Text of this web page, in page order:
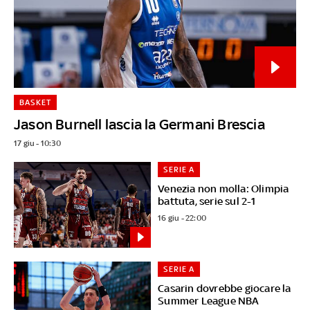
Jason Burnell lascia la Germani Brescia
BASKET
17 giu - 10:30
Venezia non molla: Olimpia
battuta, serie sul 2-1
SERIE A
16 giu - 22:00
Casarin dovrebbe giocare la
Summer League NBA
SERIE A